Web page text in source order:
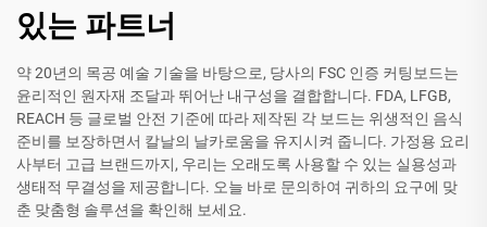
있는 파트너
약 20년의 목공 예술 기술을 바탕으로, 당사의 FSC 인증 커팅보드는
윤리적인 원자재 조달과 뛰어난 내구성을 결합합니다. FDA, LFGB,
REACH 등 글로벌 안전 기준에 따라 제작된 각 보드는 위생적인 음식
준비를 보장하면서 칼날의 날카로움을 유지시켜 줍니다. 가정용 요리
사부터 고급 브랜드까지, 우리는 오래도록 사용할 수 있는 실용성과
생태적 무결성을 제공합니다. 오늘 바로 문의하여 귀하의 요구에 맞
춘 맞춤형 솔루션을 확인해 보세요.